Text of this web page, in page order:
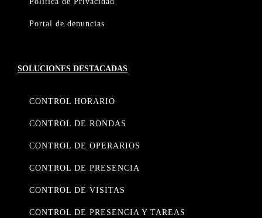
Portal de denuncias
SOLUCIONES DESTACADAS
CONTROL HORARIO
CONTROL DE RONDAS
CONTROL DE OPERARIOS
CONTROL DE PRESENCIA
CONTROL DE VISITAS
CONTROL DE PRESENCIA Y TAREAS